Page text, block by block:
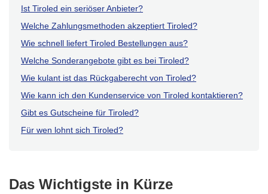
Ist Tiroled ein seriöser Anbieter?
Welche Zahlungsmethoden akzeptiert Tiroled?
Wie schnell liefert Tiroled Bestellungen aus?
Welche Sonderangebote gibt es bei Tiroled?
Wie kulant ist das Rückgaberecht von Tiroled?
Wie kann ich den Kundenservice von Tiroled kontaktieren?
Gibt es Gutscheine für Tiroled?
Für wen lohnt sich Tiroled?
Das Wichtigste in Kürze